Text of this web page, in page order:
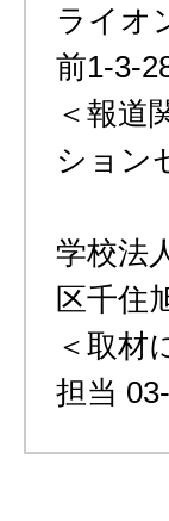
ライオ
前1-3-
＜報道
ション
学校法
区千住
＜取材
担当